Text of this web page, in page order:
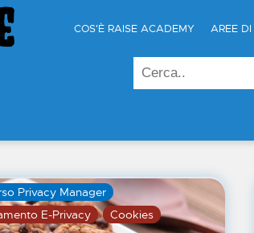
COS'È RAISE ACADEMY AREE
Privacy Manager
E-Privacy
Cookies